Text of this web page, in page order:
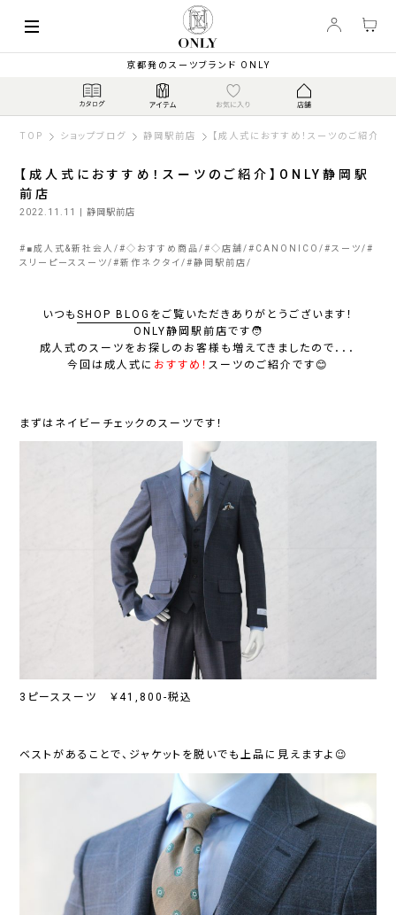
京都発のスーツブランド ONLY
TOP ショップブログ 静岡駅前店 【成人式におすすめ！スーツのご紹介
【成人式におすすめ！スーツのご紹介】ONLY静岡駅
前店
2022.11.11 | 静岡駅前店
# ■成人式&新社会人 #◇おすすめ商品 #◇店舗 # CANONICO # スーツ #
スリーピーススーツ #新作ネクタイ #静岡駅前店
いつも SHOP BLOG をご覧いただきありがとうございます！
ONLY静岡駅前店です🧑
成人式のスーツをお探しのお客様も増えてきましたので．．．
今回は成人式に おすすめ！ スーツのご紹介です😊
まずはネイビーチェックのスーツです！
3ピーススーツ ￥41,800-税込
ベストがあることで、ジャケットを脱いでも上品に見えますよ😉